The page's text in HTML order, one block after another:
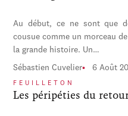
Au début, ce ne sont que
cousue comme un morceau
la grande histoire. Un…
Sébastien Cuvelier 6 Août
FEUILLETON
Les péripéties du